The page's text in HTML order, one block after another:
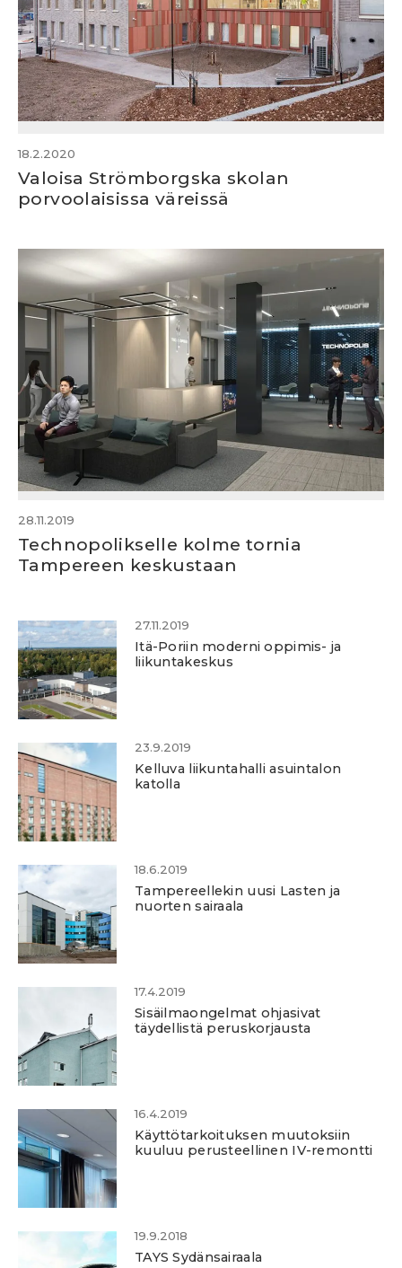
18.2.2020
Valoisa Strömborgska skolan
porvoolaisissa väreissä
28.11.2019
Technopolikselle kolme tornia
Tampereen keskustaan
27.11.2019
Itä-Poriin moderni oppimis- ja
liikuntakeskus
23.9.2019
Kelluva liikuntahalli asuintalon
katolla
18.6.2019
Tampereellekin uusi Lasten ja
nuorten sairaala
17.4.2019
Sisäilmaongelmat ohjasivat
täydellistä peruskorjausta
16.4.2019
Käyttötarkoituksen muutoksiin
kuuluu perusteellinen IV-remontti
19.9.2018
TAYS Sydänsairaala